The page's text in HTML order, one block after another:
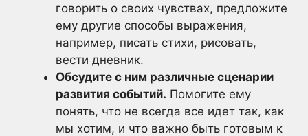
говорить о своих чувствах, предложите
ему другие способы выражения,
например, писать стихи, рисовать,
вести дневник.
Обсудите с ним различные сценарии
развития событий. Помогите ему
понять, что не всегда все идет так, как
мы хотим, и что важно быть готовым к